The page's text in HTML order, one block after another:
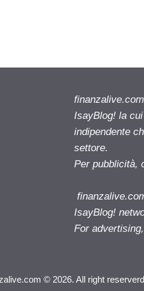
IsayBlog! la
indipendente
settore.
Per pubblicità,
IsayBlog!
For
© 2026. All right